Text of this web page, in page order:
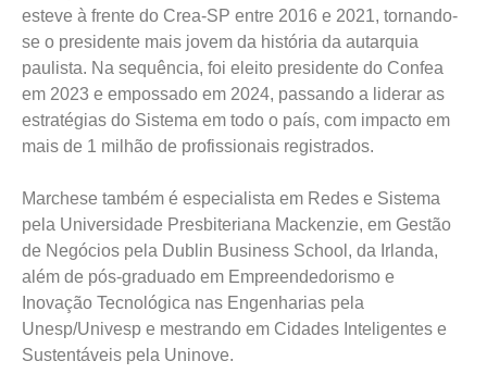
esteve à frente do Crea-SP entre 2016 e 2021, tornando-
se o presidente mais jovem da história da autarquia
paulista. Na sequência, foi eleito presidente do Confea
em 2023 e empossado em 2024, passando a liderar as
estratégias do Sistema em todo o país, com impacto em
mais de 1 milhão de profissionais registrados.
Marchese também é especialista em Redes e Sistema
pela Universidade Presbiteriana Mackenzie, em Gestão
de Negócios pela Dublin Business School, da Irlanda,
além de pós-graduado em Empreendedorismo e
Inovação Tecnológica nas Engenharias pela
Unesp/Univesp e mestrando em Cidades Inteligentes e
Sustentáveis pela Uninove.